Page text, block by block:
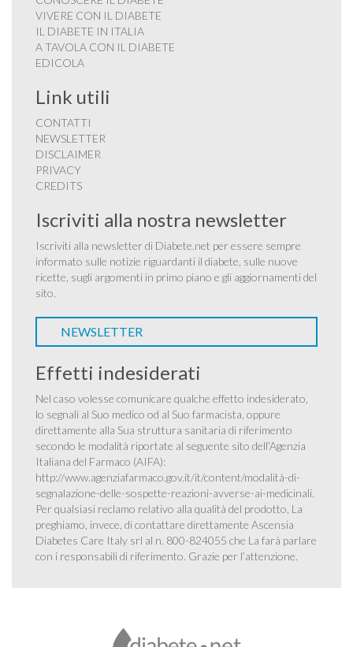
VIVERE CON IL DIABETE
IL DIABETE IN ITALIA
A TAVOLA CON IL DIABETE
EDICOLA
Link utili
CONTATTI
NEWSLETTER
DISCLAIMER
PRIVACY
CREDITS
Iscriviti alla nostra newsletter
Iscriviti alla newsletter di Diabete.net per essere sempre
informato sulle notizie riguardanti il diabete, sulle nuove
ricette, sugli argomenti in primo piano e gli aggiornamenti del
sito.
NEWSLETTER
Effetti indesiderati
Nel caso volesse comunicare qualche effetto indesiderato,
lo segnali al Suo medico od al Suo farmacista, oppure
direttamente alla Sua struttura sanitaria di riferimento
secondo le modalità riportate al seguente sito dell’Agenzia
Italiana del Farmaco (AIFA):
http://www.agenziafarmaco.gov.it/it/content/modalità-di-
segnalazione-delle-sospette-reazioni-avverse-ai-medicinali.
Per qualsiasi reclamo relativo alla qualità del prodotto, La
preghiamo, invece, di contattare direttamente Ascensia
Diabetes Care Italy srl al n. 800-824055 che La farà parlare
con i responsabili di riferimento. Grazie per l’attenzione.